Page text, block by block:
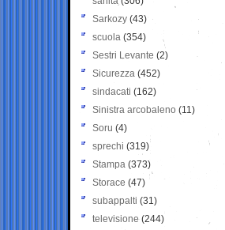
Sarkozy (43)
scuola (354)
Sestri Levante (2)
Sicurezza (452)
sindacati (162)
Sinistra arcobaleno (11)
Soru (4)
sprechi (319)
Stampa (373)
Storace (47)
subappalti (31)
televisione(244)